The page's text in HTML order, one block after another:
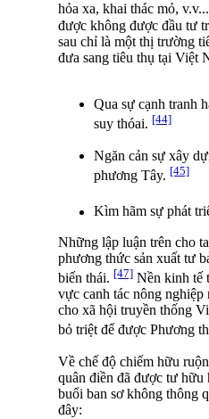
hỏa xa, khai thác mỏ,
được không được đầu tư
sau chỉ là một thị trường
đưa sang tiêu thụ tại Việt
Qua sự cạnh tranh
suy thóai. [44]
Ngăn cản sự xây
phương Tây. [45]
Kìm hãm sự phát
Những lập luận trên cho
phương thức sản xuất tư
biến thái. [47] Nền kinh tế
vực canh tác nông
cho xã hội truyền thống
bỏ triệt để được Phương
Về chế độ chiếm hữu
quân điền đã được tư
buổi ban sơ không thông
đây: